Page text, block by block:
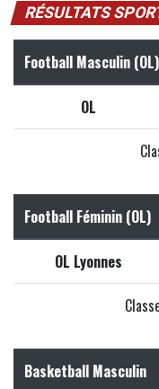
RÉSULTATS
Football Masculin (OL)
OL
Football Féminin (OL)
OL Lyonnes
Basketball Masculin